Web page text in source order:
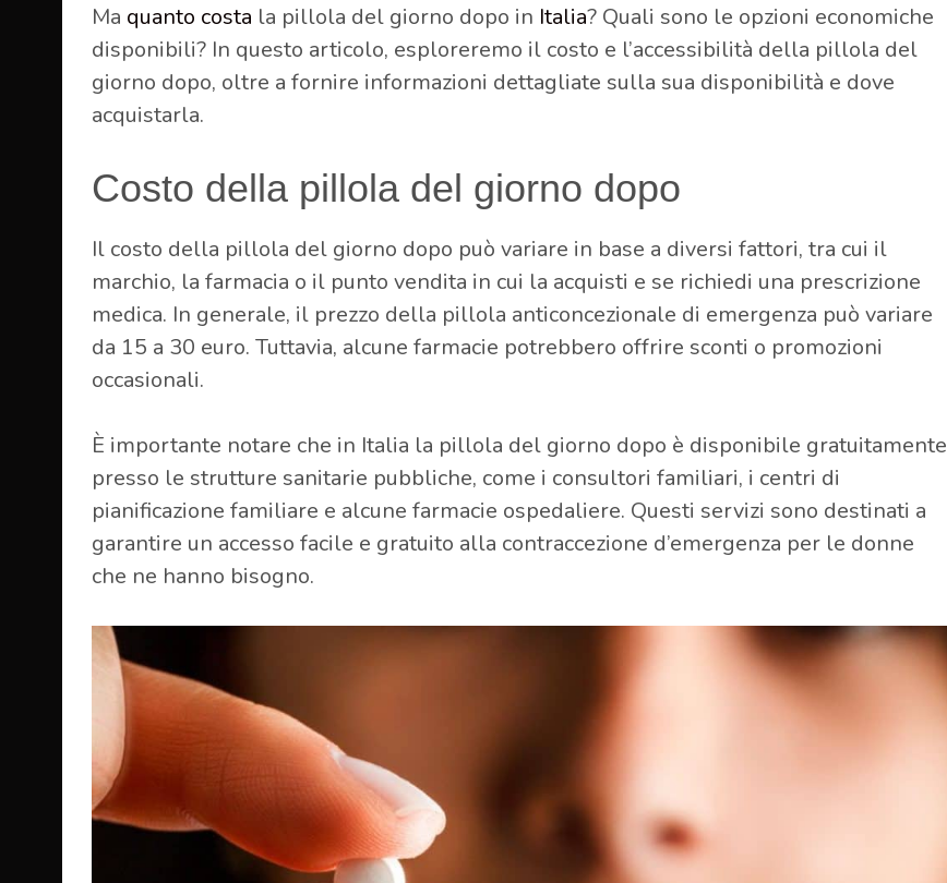
Ma quanto costa la pillola del giorno dopo in Italia? Quali sono le opzioni economiche
disponibili? In questo articolo, esploreremo il costo e l’accessibilità della pillola del
giorno dopo, oltre a fornire informazioni dettagliate sulla sua disponibilità e dove
acquistarla.
Costo della pillola del giorno dopo
Il costo della pillola del giorno dopo può variare in base a diversi fattori, tra cui il
marchio, la farmacia o il punto vendita in cui la acquisti e se richiedi una prescrizione
medica. In generale, il prezzo della pillola anticoncezionale di emergenza può variare
da 15 a 30 euro. Tuttavia, alcune farmacie potrebbero offrire sconti o promozioni
occasionali.
È importante notare che in Italia la pillola del giorno dopo è disponibile gratuitamente
presso le strutture sanitarie pubbliche, come i consultori familiari, i centri di
pianificazione familiare e alcune farmacie ospedaliere. Questi servizi sono destinati a
garantire un accesso facile e gratuito alla contraccezione d’emergenza per le donne
che ne hanno bisogno.